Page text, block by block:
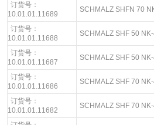
订货号：
10.01.01.11689
SCHMALZ SHFN 70
订货号：
10.01.01.11688
SCHMALZ SHF 50
订货号：
10.01.01.11687
SCHMALZ SHF 50
订货号：
10.01.01.11686
SCHMALZ SHF 70
订货号：
10.01.01.11682
SCHMALZ SHF 70